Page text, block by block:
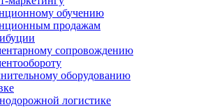
обучению
продажам
сопровождению
оборудованию
логистике